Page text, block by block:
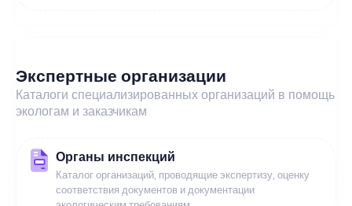
Экспертные организации
Каталоги специализированных организаций в помощь
экологам и заказчикам
Органы инспекций
Каталог организаций, проводящие экспертизу, оценку
соответствия документов и документации